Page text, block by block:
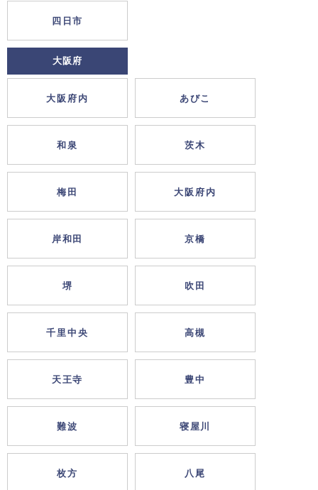
四日市
大阪府
大阪府内 あびこ
和泉 茨木
梅田 大阪府内
岸和田 京橋
堺 吹田
千里中央 高槻
天王寺 豊中
難波 寝屋川
枚方 八尾